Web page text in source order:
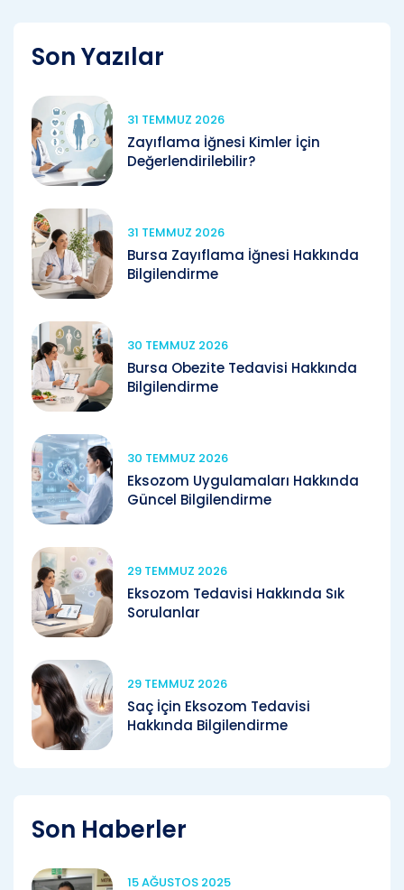
Son Yazılar
31 TEMMUZ 2026
Zayıflama İğnesi Kimler İçin
Değerlendirilebilir?
31 TEMMUZ 2026
Bursa Zayıflama İğnesi Hakkında
Bilgilendirme
30 TEMMUZ 2026
Bursa Obezite Tedavisi Hakkında
Bilgilendirme
30 TEMMUZ 2026
Eksozom Uygulamaları Hakkında
Güncel Bilgilendirme
29 TEMMUZ 2026
Eksozom Tedavisi Hakkında Sık
Sorulanlar
29 TEMMUZ 2026
Saç İçin Eksozom Tedavisi
Hakkında Bilgilendirme
Son Haberler
15 AĞUSTOS 2025